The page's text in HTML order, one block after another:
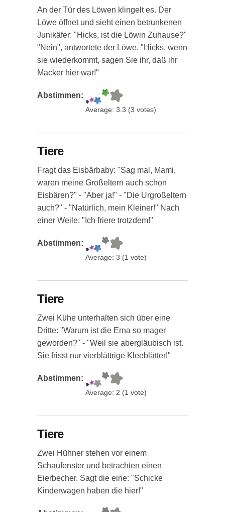
An der Tür des Löwen klingelt es. Der
Löwe öffnet und sieht einen betrunkenen
Junikäfer: "Hicks, ist die Löwin Zuhause?"
"Nein", antwortete der Löwe. "Hicks, wenn
sie wiederkommt, sagen Sie ihr, daß ihr
Macker hier war!"
Abstimmen:
Average: 3.3 (3 votes)
Tiere
Fragt das Eisbärbaby: "Sag mal, Mami,
waren meine Großeltern auch schon
Eisbären?" - "Aber ja!" - "Die Urgroßeltern
auch?" - "Natürlich, mein Kleiner!" Nach
einer Weile: "Ich friere trotzdem!"
Abstimmen:
Average: 3 (1 vote)
Tiere
Zwei Kühe unterhalten sich über eine
Dritte: "Warum ist die Erna so mager
geworden?" - "Weil sie abergläubisch ist.
Sie frisst nur vierblättrige Kleeblätter!"
Abstimmen:
Average: 2 (1 vote)
Tiere
Zwei Hühner stehen vor einem
Schaufenster und betrachten einen
Eierbecher. Sagt die eine: "Schicke
Kinderwagen haben die hier!"